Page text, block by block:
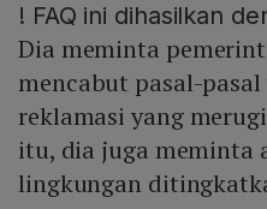
! FAQ ini dihasilkan
Dia meminta
mencabut pasal-
reklamasi yang
itu, dia juga meminta
lingkungan